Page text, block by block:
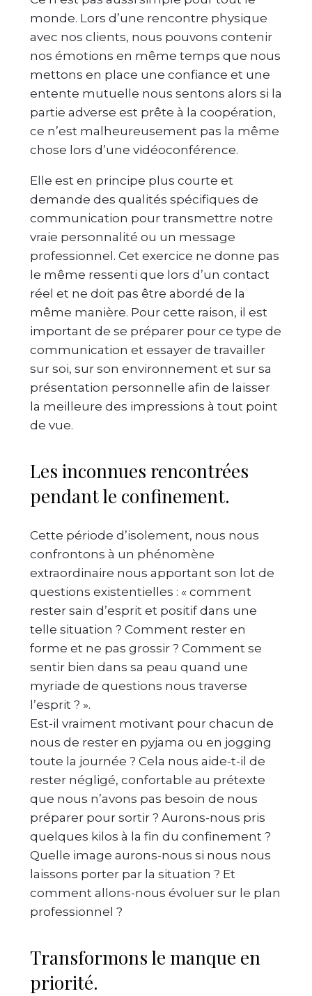
monde. Lors d’une rencontre physique
avec nos clients, nous pouvons contenir
nos émotions en même temps que nous
mettons en place une confiance et une
entente mutuelle nous sentons alors si la
partie adverse est prête à la coopération,
ce n’est malheureusement pas la même
chose lors d’une vidéoconférence.
Elle est en principe plus courte et
demande des qualités spécifiques de
communication pour transmettre notre
vraie personnalité ou un message
professionnel. Cet exercice ne donne pas
le même ressenti que lors d’un contact
réel et ne doit pas être abordé de la
même manière. Pour cette raison, il est
important de se préparer pour ce type de
communication et essayer de travailler
sur soi, sur son environnement et sur sa
présentation personnelle afin de laisser
la meilleure des impressions à tout point
de vue.
Les inconnues rencontrées
pendant le confinement.
Cette période d’isolement, nous nous
confrontons à un phénomène
extraordinaire nous apportant son lot de
questions existentielles : « comment
rester sain d’esprit et positif dans une
telle situation ? Comment rester en
forme et ne pas grossir ? Comment se
sentir bien dans sa peau quand une
myriade de questions nous traverse
l’esprit ? ».
Est-il vraiment motivant pour chacun de
nous de rester en pyjama ou en jogging
toute la journée ? Cela nous aide-t-il de
rester négligé, confortable au prétexte
que nous n’avons pas besoin de nous
préparer pour sortir ? Aurons-nous pris
quelques kilos à la fin du confinement ?
Quelle image aurons-nous si nous nous
laissons porter par la situation ? Et
comment allons-nous évoluer sur le plan
professionnel ?
Transformons le manque en
priorité.